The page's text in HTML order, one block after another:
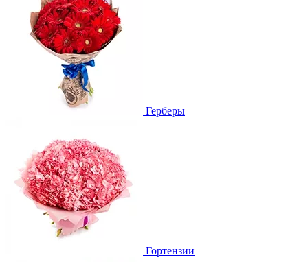
Герберы
Гортензии